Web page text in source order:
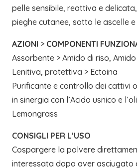
pelle sensibile, reattiva e
pieghe cutanee, sotto le ascelle e
AZIONI > COMPONENTI
Assorbente > Amido di riso,
Lenitiva, protettiva > Ectoina
Purificante e controllo dei cattivi
in sinergia con l’Acido usnico e
Lemongrass
CONSIGLI PER L’USO
Cospargere la polvere
interessata dopo aver asciugato